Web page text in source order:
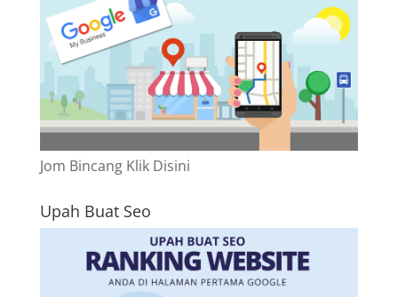
Jom Bincang Klik Disini
Upah Buat Seo